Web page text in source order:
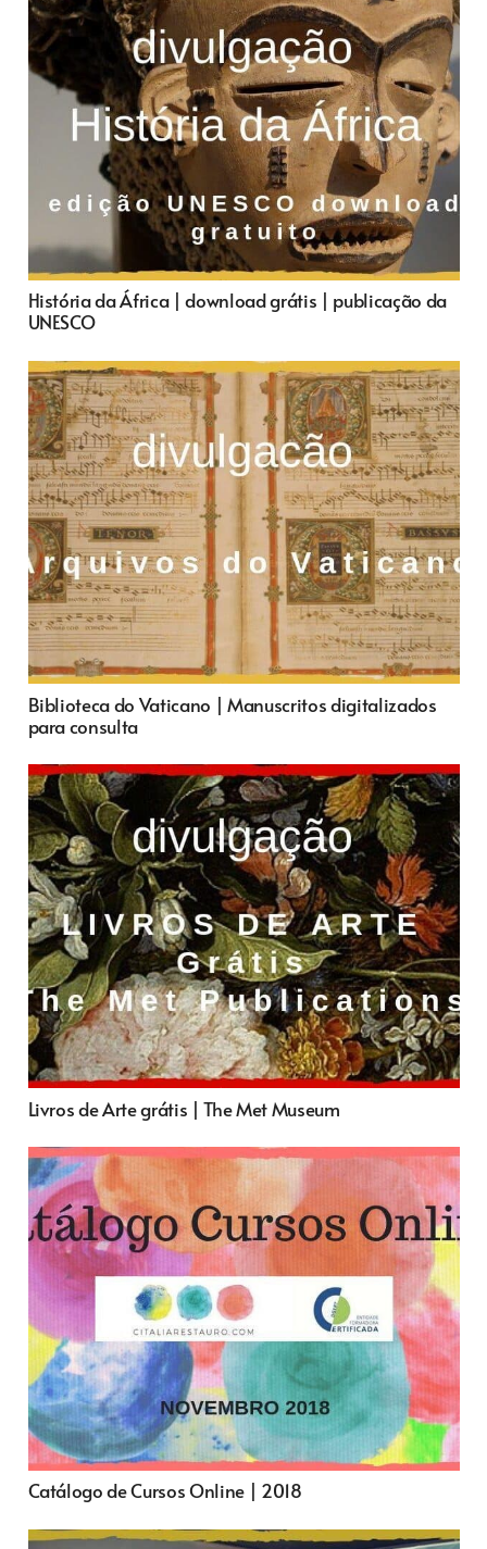
História da África | download grátis | publicação da
UNESCO
Biblioteca do Vaticano | Manuscritos digitalizados
para consulta
Livros de Arte grátis | The Met Museum
Catálogo de Cursos Online | 2018